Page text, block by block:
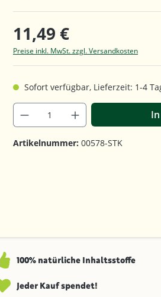
11,49 €
Preise inkl. MwSt. zzgl. Versandkosten
Sofort verfügbar, Lieferzeit: 1-4
Artikelnummer: 00578-STK
100% natürliche Inhaltsstoffe
Jeder Kauf spendet!